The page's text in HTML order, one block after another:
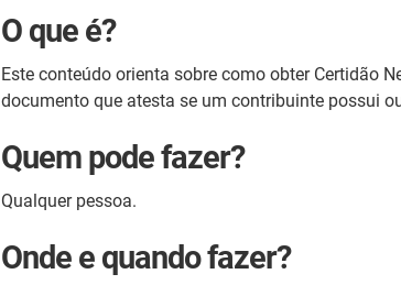
O que é?
Este conteúdo orienta sobre como obter Certidão
documento que atesta se um contribuinte possui
Quem pode fazer?
Qualquer pessoa.
Onde e quando fazer?